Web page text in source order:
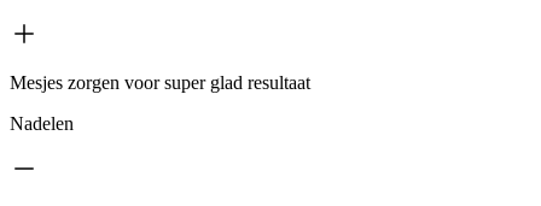
Mesjes zorgen voor super glad resultaat
Nadelen